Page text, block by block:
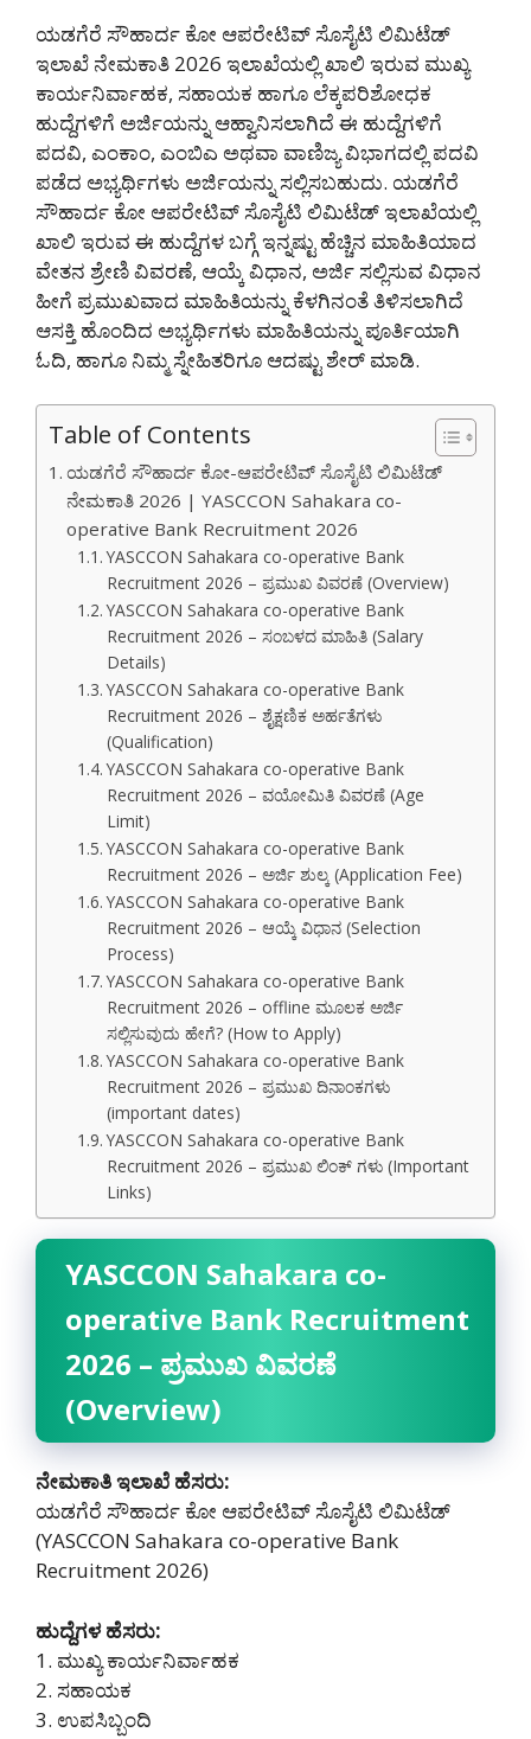
ಯಡಗೆರೆ ಸೌಹಾರ್ದ ಕೋ ಆಪರೇಟಿವ್ ಸೊಸೈಟಿ ಲಿಮಿಟೆಡ್
ಇಲಾಖೆ ನೇಮಕಾತಿ 2026 ಇಲಾಖೆಯಲ್ಲಿ ಖಾಲಿ ಇರುವ ಮುಖ್ಯ
ಕಾರ್ಯನಿರ್ವಾಹಕ, ಸಹಾಯಕ ಹಾಗೂ ಲೆಕ್ಕಪರಿಶೋಧಕ
ಹುದ್ದೆಗಳಿಗೆ ಅರ್ಜಿಯನ್ನು ಆಹ್ವಾನಿಸಲಾಗಿದೆ ಈ ಹುದ್ದೆಗಳಿಗೆ
ಪದವಿ, ಎಂಕಾಂ, ಎಂಬಿಎ ಅಥವಾ ವಾಣಿಜ್ಯ ವಿಭಾಗದಲ್ಲಿ ಪದವಿ
ಪಡೆದ ಅಭ್ಯರ್ಥಿಗಳು ಅರ್ಜಿಯನ್ನು ಸಲ್ಲಿಸಬಹುದು. ಯಡಗೆರೆ
ಸೌಹಾರ್ದ ಕೋ ಆಪರೇಟಿವ್ ಸೊಸೈಟಿ ಲಿಮಿಟೆಡ್ ಇಲಾಖೆಯಲ್ಲಿ
ಖಾಲಿ ಇರುವ ಈ ಹುದ್ದೆಗಳ ಬಗ್ಗೆ ಇನ್ನಷ್ಟು ಹೆಚ್ಚಿನ ಮಾಹಿತಿಯಾದ
ವೇತನ ಶ್ರೇಣಿ ವಿವರಣೆ, ಆಯ್ಕೆ ವಿಧಾನ, ಅರ್ಜಿ ಸಲ್ಲಿಸುವ ವಿಧಾನ
ಹೀಗೆ ಪ್ರಮುಖವಾದ ಮಾಹಿತಿಯನ್ನು ಕೆಳಗಿನಂತೆ ತಿಳಿಸಲಾಗಿದೆ
ಆಸಕ್ತಿ ಹೊಂದಿದ ಅಭ್ಯರ್ಥಿಗಳು ಮಾಹಿತಿಯನ್ನು ಪೂರ್ತಿಯಾಗಿ
ಓದಿ, ಹಾಗೂ ನಿಮ್ಮ ಸ್ನೇಹಿತರಿಗೂ ಆದಷ್ಟು ಶೇರ್ ಮಾಡಿ.
Table of Contents
ಯಡಗೆರೆ ಸೌಹಾರ್ದ ಕೋ-ಆಪರೇಟಿವ್ ಸೊಸೈಟಿ ಲಿಮಿಟೆಡ್
ನೇಮಕಾತಿ 2026 | YASCCON Sahakara co-
operative Bank Recruitment 2026
YASCCON Sahakara co-operative Bank
Recruitment 2026 – ಪ್ರಮುಖ ವಿವರಣೆ (Overview)
YASCCON Sahakara co-operative Bank
Recruitment 2026 – ಸಂಬಳದ ಮಾಹಿತಿ (Salary
Details)
YASCCON Sahakara co-operative Bank
Recruitment 2026 – ಶೈಕ್ಷಣಿಕ ಅರ್ಹತೆಗಳು
(Qualification)
YASCCON Sahakara co-operative Bank
Recruitment 2026 – ವಯೋಮಿತಿ ವಿವರಣೆ (Age
Limit)
YASCCON Sahakara co-operative Bank
Recruitment 2026 – ಅರ್ಜಿ ಶುಲ್ಕ (Application Fee)
YASCCON Sahakara co-operative Bank
Recruitment 2026 – ಆಯ್ಕೆ ವಿಧಾನ (Selection
Process)
YASCCON Sahakara co-operative Bank
Recruitment 2026 – offline ಮೂಲಕ ಅರ್ಜಿ
ಸಲ್ಲಿಸುವುದು ಹೇಗೆ? (How to Apply)
YASCCON Sahakara co-operative Bank
Recruitment 2026 – ಪ್ರಮುಖ ದಿನಾಂಕಗಳು
(important dates)
YASCCON Sahakara co-operative Bank
Recruitment 2026 – ಪ್ರಮುಖ ಲಿಂಕ್ ಗಳು (Important
Links)
YASCCON Sahakara co-
operative Bank Recruitment
2026 – ಪ್ರಮುಖ ವಿವರಣೆ
(Overview)
ನೇಮಕಾತಿ ಇಲಾಖೆ ಹೆಸರು:
ಯಡಗೆರೆ ಸೌಹಾರ್ದ ಕೋ ಆಪರೇಟಿವ್ ಸೊಸೈಟಿ ಲಿಮಿಟೆಡ್
(YASCCON Sahakara co-operative Bank
Recruitment 2026)
ಹುದ್ದೆಗಳ ಹೆಸರು:
1. ಮುಖ್ಯ ಕಾರ್ಯನಿರ್ವಾಹಕ
2. ಸಹಾಯಕ
3. ಉಪಸಿಬ್ಬಂದಿ